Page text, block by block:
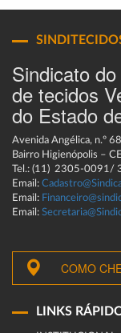
Sindicato
de tecidos
do Estado
Avenida Angélica, n.º
Bairro Higienópolis –
Tel.: (11) 2305-0091/
Email:
Email:
Email:
COMO
LINKS